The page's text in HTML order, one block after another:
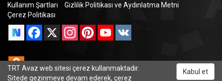
Kullanım Şartları
Gizlilik Politikası ve Aydınlatma Metni
Çerez Politikası
Facebook
X InstagramPinterestYouTube
Odnoklassniki
TRT Avaz web sitesi çerez kullanmaktadır.
Sitede gezinmeye devam ederek, çerez
Kabul et